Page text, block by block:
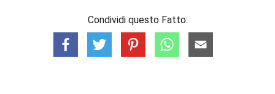
Condividi questo Fatto: